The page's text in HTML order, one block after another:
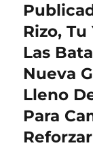
siguiente:
Rizo,
Las
Nueva
Lleno
Para